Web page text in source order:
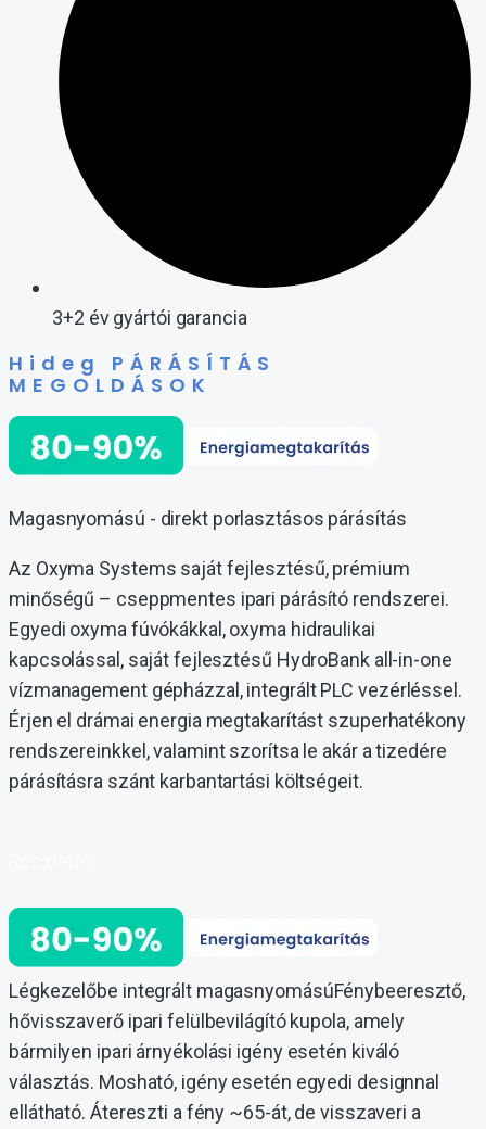
3+2 év gyártói garancia
Hideg PÁRÁSÍTÁS
MEGOLDÁSOK
Magasnyomású - direkt porlasztásos párásítás
Az Oxyma Systems saját fejlesztésű, prémium
minőségű – cseppmentes ipari párásító rendszerei.
Egyedi oxyma fúvókákkal, oxyma hidraulikai
kapcsolással, saját fejlesztésű HydroBank all-in-one
vízmanagement gépházzal, integrált PLC vezérléssel.
Érjen el drámai energia megtakarítást szuperhatékony
rendszereinkkel, valamint szorítsa le akár a tizedére
párásításra szánt karbantartási költségeit.
Légkezelőbe integrált magasnyomásúFénybeeresztő,
hővisszaverő ipari felülbevilágító kupola, amely
bármilyen ipari árnyékolási igény esetén kiváló
választás. Mosható, igény esetén egyedi designnal
ellátható. Átereszti a fény ~65-át, de visszaveri a